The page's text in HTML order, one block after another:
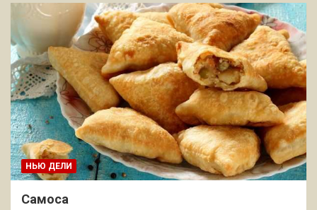
НЬЮ ДЕЛИ
Самоса